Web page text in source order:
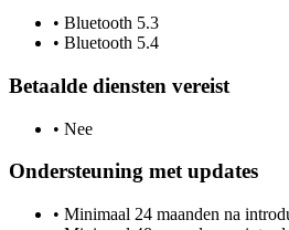
• Bluetooth 5.3
• Bluetooth 5.4
Betaalde diensten vereist
• Nee
Ondersteuning met updates
• Minimaal 24 maanden na